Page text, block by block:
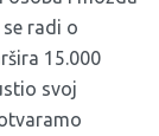
radi o
15.000
svoj